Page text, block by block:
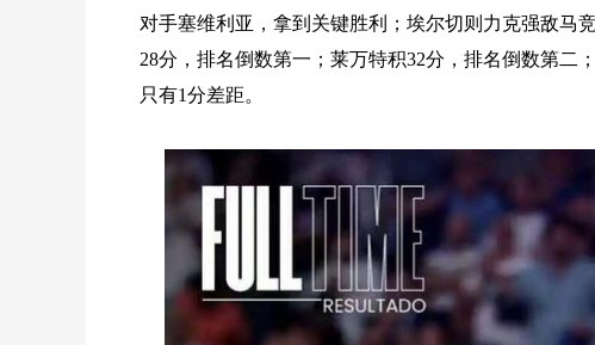
对手塞维利亚，拿到关键胜利；埃尔切则力克强敌马
28分，排名倒数第一；莱万特积32分，排名倒数第二
只有1分差距。